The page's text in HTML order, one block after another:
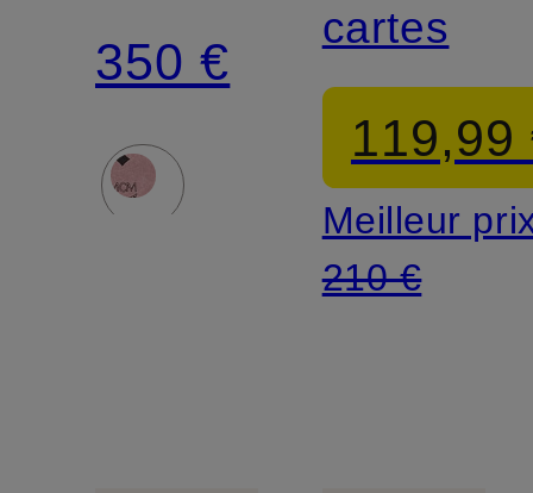
VISETOS
SMALL
350 €
cartes
119,99
Meilleur
210 €